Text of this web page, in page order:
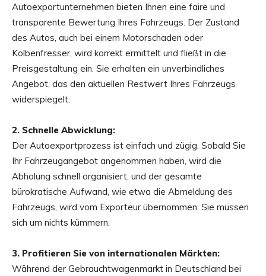
Autoexportunternehmen bieten Ihnen eine faire und
transparente Bewertung Ihres Fahrzeugs. Der Zustand
des Autos, auch bei einem Motorschaden oder
Kolbenfresser, wird korrekt ermittelt und fließt in die
Preisgestaltung ein. Sie erhalten ein unverbindliches
Angebot, das den aktuellen Restwert Ihres Fahrzeugs
widerspiegelt.
2. Schnelle Abwicklung:
Der Autoexportprozess ist einfach und zügig. Sobald Sie
Ihr Fahrzeugangebot angenommen haben, wird die
Abholung schnell organisiert, und der gesamte
bürokratische Aufwand, wie etwa die Abmeldung des
Fahrzeugs, wird vom Exporteur übernommen. Sie müssen
sich um nichts kümmern.
3. Profitieren Sie von internationalen Märkten:
Während der Gebrauchtwagenmarkt in Deutschland bei